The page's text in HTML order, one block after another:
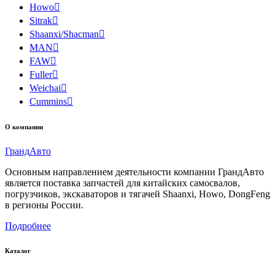
Howo
Sitrak
Shaanxi/Shacman
MAN
FAW
Fuller
Weichai
Cummins
О компании
ГрандАвто
Основным направлением деятельности компании ГрандАвто
является поставка запчастей для китайских самосвалов,
погрузчиков, экскаваторов и тягачей Shaanxi, Howo, DongFeng
в регионы России.
Подробнее
Каталог